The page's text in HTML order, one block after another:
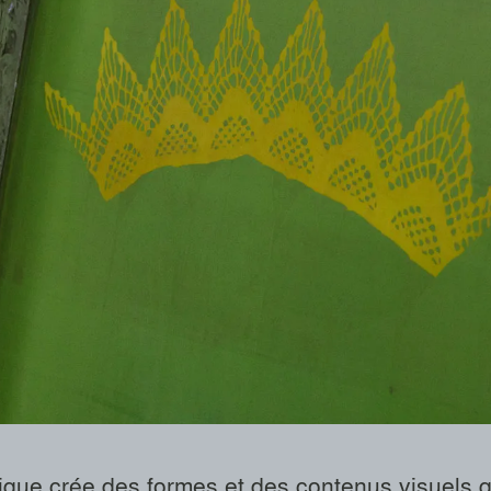
crée des formes et des contenus visuels